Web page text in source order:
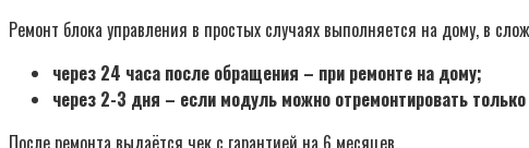
Ремонт блока управления в простых случаях выполняется на дому, в
через 24 часа после обращения – при ремонте на дому;
через 2-3 дня – если модуль можно отремонтировать
После ремонта выдаётся чек с гарантией на 6 месяцев.